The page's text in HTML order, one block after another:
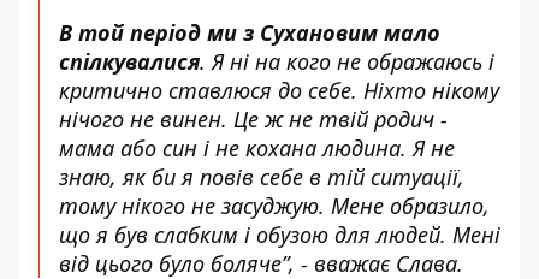
В той період ми з Сухановим мало
спілкувалися. Я ні на кого не ображаюсь і
критично ставлюся до себе. Ніхто нікому
нічого не винен. Це ж не твій родич -
мама або син і не кохана людина. Я не
знаю, як би я повів себе в тій ситуації,
тому нікого не засуджую. Мене образило,
що я був слабким і обузою для людей. Мені
від цього було боляче”, - вважає Слава.